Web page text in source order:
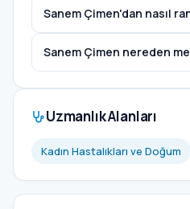
Sanem Çimen'dan nasıl
Sanem Çimen nereden
Uzmanlık Alanları
Kadın Hastalıkları ve Doğum